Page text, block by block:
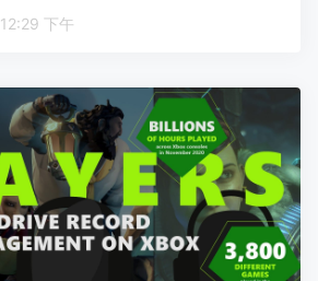
2021 年 1 月 27 日, 12:29 下午